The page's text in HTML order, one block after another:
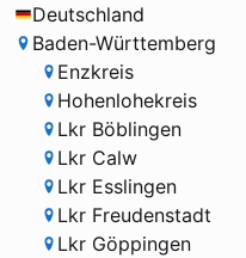
Deutschland
Baden-Württemberg
Enzkreis
Hohenlohekreis
Lkr Böblingen
Lkr Calw
Lkr Esslingen
Lkr Freudenstadt
Lkr Göppingen